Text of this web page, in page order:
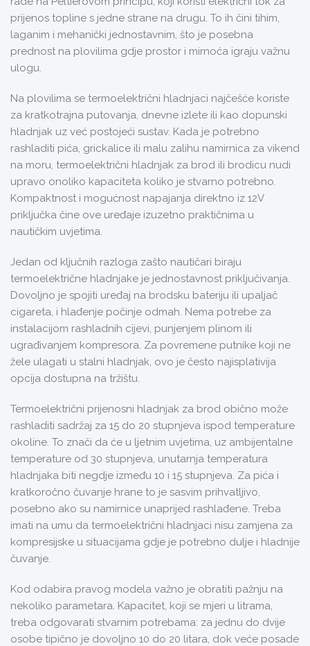
prijenos topline s jedne strane na drugu. To ih čini tihim,
laganim i mehanički jednostavnim, što je posebna
prednost na plovilima gdje prostor i mirnoća igraju važnu
ulogu.
Na plovilima se termoelektrični hladnjaci najčešće koriste
za kratkotrajna putovanja, dnevne izlete ili kao dopunski
hladnjak uz već postojeći sustav. Kada je potrebno
rashladiti pića, grickalice ili malu zalihu namirnica za vikend
na moru, termoelektrični hladnjak za brod ili brodicu nudi
upravo onoliko kapaciteta koliko je stvarno potrebno.
Kompaktnost i mogućnost napajanja direktno iz 12V
priključka čine ove uređaje izuzetno praktičnima u
nautičkim uvjetima.
Jedan od ključnih razloga zašto nautičari biraju
termoelektrične hladnjake je jednostavnost priključivanja.
Dovoljno je spojiti uređaj na brodsku bateriju ili upaljač
cigareta, i hlađenje počinje odmah. Nema potrebe za
instalacijom rashladnih cijevi, punjenjem plinom ili
ugrađivanjem kompresora. Za povremene putnike koji ne
žele ulagati u stalni hladnjak, ovo je često najisplativija
opcija dostupna na tržištu.
Termoelektrični prijenosni hladnjak za brod obično može
rashladiti sadržaj za 15 do 20 stupnjeva ispod temperature
okoline. To znači da će u ljetnim uvjetima, uz ambijentalne
temperature od 30 stupnjeva, unutarnja temperatura
hladnjaka biti negdje između 10 i 15 stupnjeva. Za pića i
kratkoročno čuvanje hrane to je sasvim prihvatljivo,
posebno ako su namirnice unaprijed rashlađene. Treba
imati na umu da termoelektrični hladnjaci nisu zamjena za
kompresijske u situacijama gdje je potrebno dulje i hladnije
čuvanje.
Kod odabira pravog modela važno je obratiti pažnju na
nekoliko parametara. Kapacitet, koji se mjeri u litrama,
treba odgovarati stvarnim potrebama: za jednu do dvije
osobe tipično je dovoljno 10 do 20 litara, dok veće posade